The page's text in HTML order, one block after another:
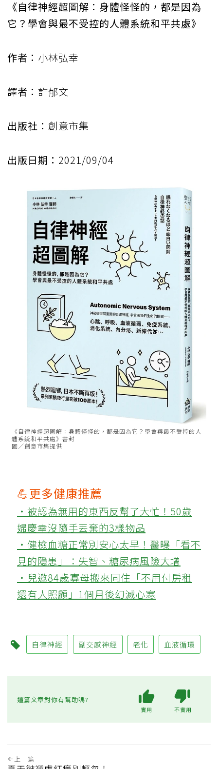
《自律神經超圖解：身體怪怪的，都是因為
它？學會與最不受控的人體系統和平共處》
作者： 小林弘幸
譯者： 許郁文
出版社： 創意市集
出版日期： 2021/09/04
《自律神經超圖解：身體怪怪的，都是因為它？學會與最不受控的人
體系統和平共處》書封
圖／創意市集提供
💪更多健康推薦
‧被認為無用的東西反幫了大忙！50歲
婦慶幸沒隨手丟棄的3樣物品
‧健檢血糖正常別安心太早！醫曝「看不
見的隱患」：失智、糖尿病風險大增
‧兒邀84歲寡母搬來同住「不用付房租
還有人照顧」1個月後幻滅心寒
自律神經 副交感神經 老化 血液循環
這篇文章對你有幫助嗎?
實用 不實用
上一篇